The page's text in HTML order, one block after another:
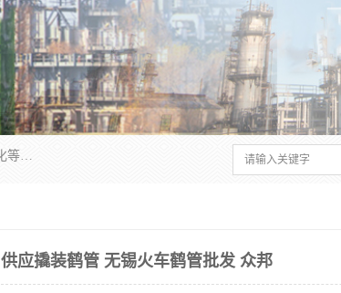
连云港众邦石化设备制造有限公司是一家鹤管厂家主营：鹤管、装车鹤管等，是致力于石油、石化等流体装卸设备(主要产品如鹤管、输油臂、脱缆钩等)的咨询、设计、制造、检测、安装指导、系统调试、维修维护等业务的公司。
供应撬装鹤管 无锡火车鹤管批发 众邦